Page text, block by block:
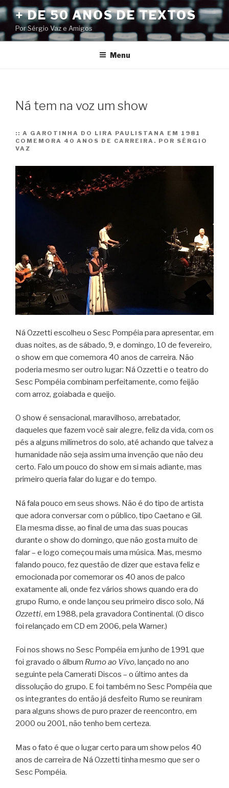
Pular
para
o
conteúdo
+ DE 50 ANOS DE TEXTOS
Por Sérgio Vaz e Amigos
Menu
Ná tem na voz um show
:: A GAROTINHA DO LIRA PAULISTANA EM 1981
COMEMORA 40 ANOS DE CARREIRA. POR SÉRGIO
VAZ
Ná Ozzetti escolheu o Sesc Pompéia para apresentar, em
duas noites, as de sábado, 9, e domingo, 10 de fevereiro,
o show em que comemora 40 anos de carreira. Não
poderia mesmo ser outro lugar: Ná Ozzetti e o teatro do
Sesc Pompéia combinam perfeitamente, como feijão
com arroz, goiabada e queijo.
O show é sensacional, maravilhoso, arrebatador,
daqueles que fazem você sair alegre, feliz da vida, com os
pés a alguns milímetros do solo, até achando que talvez a
humanidade não seja assim uma invenção que não deu
certo. Falo um pouco do show em si mais adiante, mas
primeiro queria falar do lugar e do tempo.
Ná fala pouco em seus shows. Não é do tipo de artista
que adora conversar com o público, tipo Caetano e Gil.
Ela mesma disse, ao final de uma das suas poucas
durante o show do domingo, que não gosta muito de
falar – e logo começou mais uma música. Mas, mesmo
falando pouco, fez questão de dizer que estava feliz e
emocionada por comemorar os 40 anos de palco
exatamente ali, onde fez vários shows quando era do
grupo Rumo, e onde lançou seu primeiro disco solo, Ná
Ozzetti, em 1988, pela gravadora Continental. (O disco
foi relançado em CD em 2006, pela Warner.)
Foi nos shows no Sesc Pompéia em junho de 1991 que
foi gravado o álbum Rumo ao Vivo, lançado no ano
seguinte pela Camerati Discos – o último antes da
dissolução do grupo. E foi também no Sesc Pompéia que
os integrantes do então já desfeito Rumo se reuniram
para alguns shows de puro prazer de reencontro, em
2000 ou 2001, não tenho bem certeza.
Mas o fato é que o lugar certo para um show pelos 40
anos de carreira de Ná Ozzetti tinha mesmo que ser o
Sesc Pompéia.